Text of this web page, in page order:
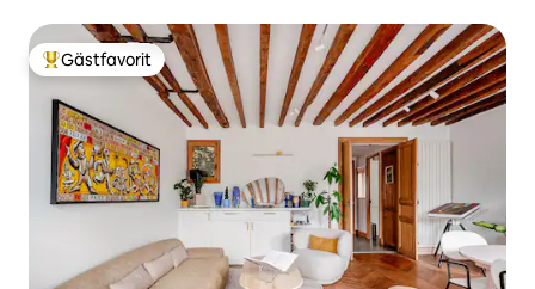
Populär gästfavorit
Gästfavorit